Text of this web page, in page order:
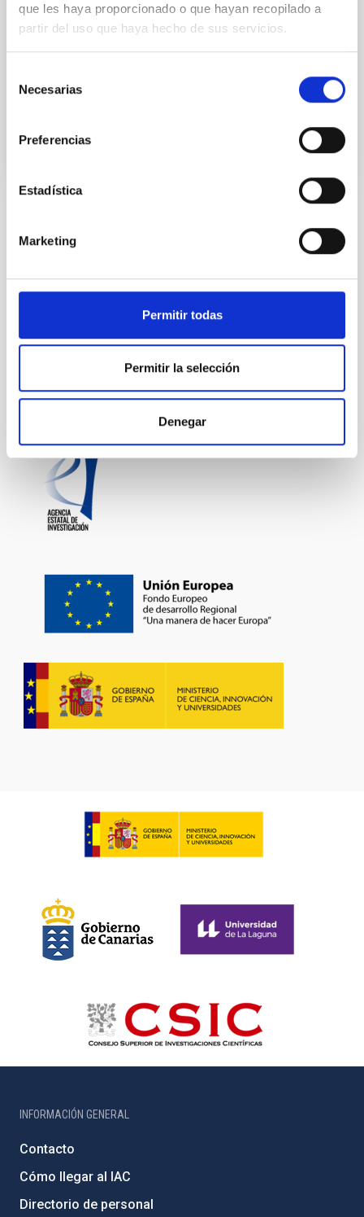
que les haya proporcionado o que hayan recopilado a
partir del uso que haya hecho de sus servicios.
Necesarias
Preferencias
Estadística
Marketing
Permitir todas
Permitir la selección
Denegar
consiste en analizar las propiedades de las galaxias a
diferentes distancias cosmológicas. Nuestro equipo
NO VIGENTE
TIPO DE FINANCIACIÓN
La Vía Láctea y el Grupo Local (MWLG)
INFORMACIÓN GENERAL
Contacto
Cómo llegar al IAC
Directorio de personal